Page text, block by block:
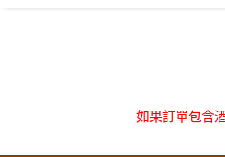
如果訂單包含